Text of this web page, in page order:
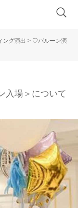
ング演出 > ♡バルーン演
入場＞について